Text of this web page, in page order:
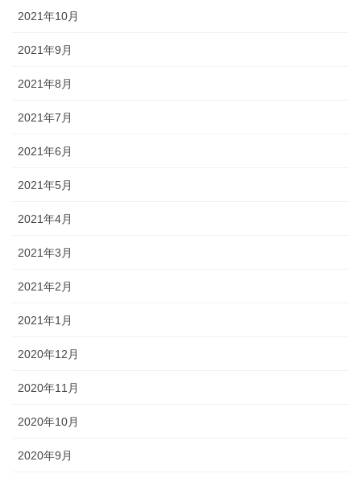
2021年10月
2021年9月
2021年8月
2021年7月
2021年6月
2021年5月
2021年4月
2021年3月
2021年2月
2021年1月
2020年12月
2020年11月
2020年10月
2020年9月